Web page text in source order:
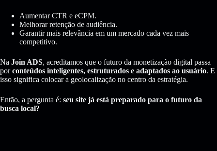
Aumentar CTR e eCPM.
Melhorar retenção de audiência.
Garantir mais relevância em um mercado cada vez mais
competitivo.
Na Join ADS, acreditamos que o futuro da monetização digital passa
porconteúdos inteligentes, estruturados e adaptados ao usuário. E
isso significa colocar a geolocalização no centro da estratégia.
Então, a pergunta é: seu site já está preparado para o futuro da
busca local?